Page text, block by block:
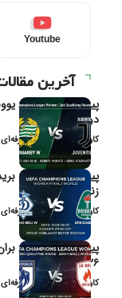
Youtube
آخرین
پیش‌بینی و تحلیل
دوم مرحله
کاوه نیک‌فر، تحلیل‌گر حرفه‌ای
زنان یوفا
کاوه نیک‌فر، تحلیل‌گر حرفه‌ای
پیش‌بینی و تحلیل
۲۰۲۶
کاوه نیک‌فر، تحلیل‌گر حرفه‌ای